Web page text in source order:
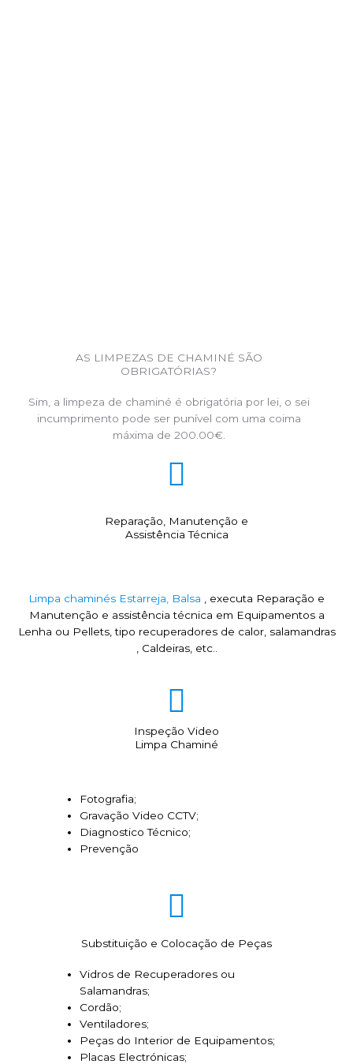
AS LIMPEZAS DE CHAMINÉ SÃO
OBRIGATÓRIAS?
Sim, a limpeza de chaminé é obrigatória por lei, o sei
incumprimento pode ser punível com uma coima
máxima de 200.00€.
Reparação, Manutenção e
Assistência Técnica
Limpa chaminés Estarreja, Balsa , executa Reparação e
Manutenção e assistência técnica em Equipamentos a
Lenha ou Pellets, tipo recuperadores de calor, salamandras
, Caldeiras, etc..
Inspeção Video
Limpa Chaminé
Fotografia;
Gravação Video CCTV;
Diagnostico Técnico;
Prevenção
Substituição e Colocação de Peças
Vidros de Recuperadores ou
Salamandras;
Cordão;
Ventiladores;
Peças do Interior de Equipamentos;
Placas Electrónicas;